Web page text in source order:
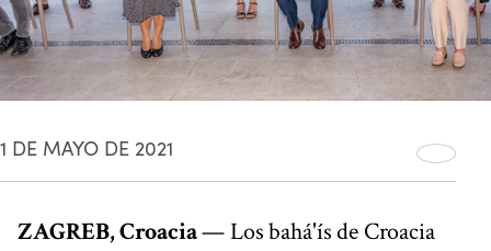
1 DE MAYO DE 2021
ZAGREB, Croacia— Los bahá'ís de Croacia